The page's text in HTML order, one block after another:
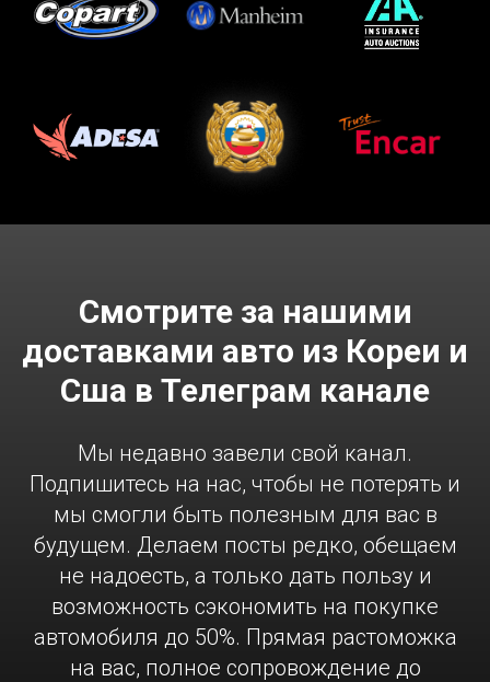
Смотрите за нашими
доставками авто из Кореи и
Сша в Телеграм канале
Мы недавно завели свой канал.
Подпишитесь на нас, чтобы не потерять и
мы смогли быть полезным для вас в
будущем. Делаем посты редко, обещаем
не надоесть, а только дать пользу и
возможность сэкономить на покупке
автомобиля до 50%. Прямая растоможка
на вас, полное сопровождение до